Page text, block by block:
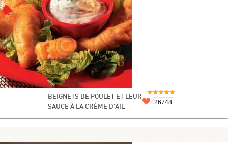
BEIGNETS DE POULET ET LEUR
SAUCE À LA CRÈME D’AIL
26748